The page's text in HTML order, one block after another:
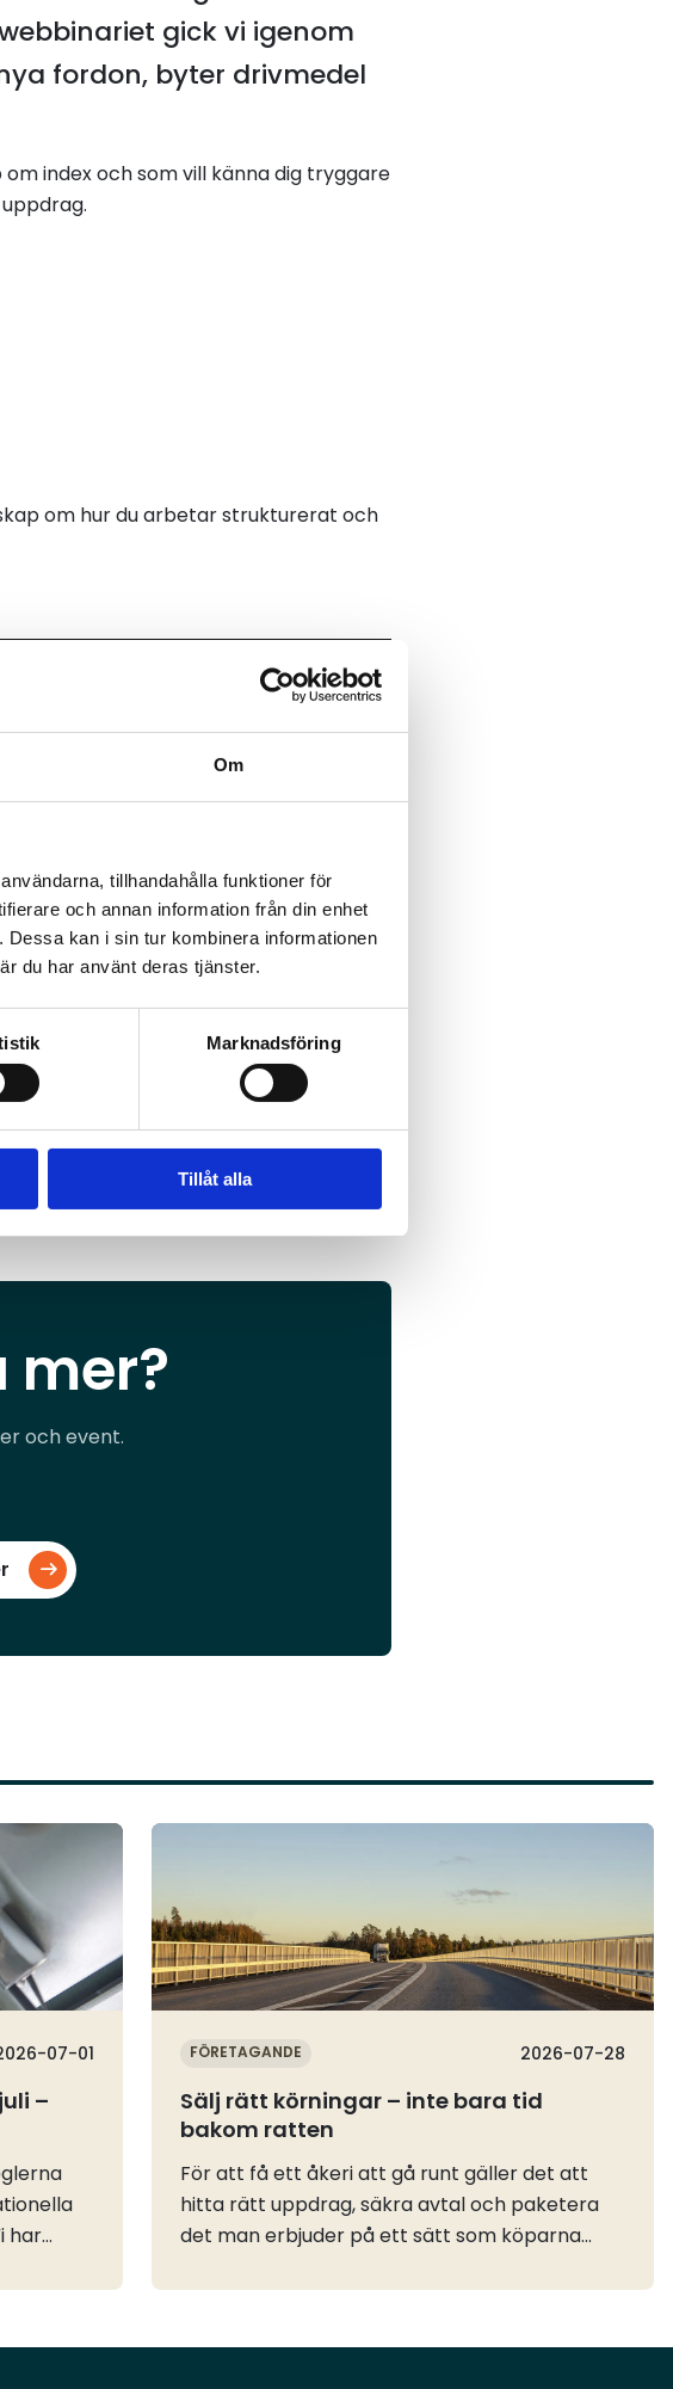
Om
tillhandahålla funktioner för
och annan information från din enhet
kan i sin tur kombinera informationen
du har använt deras tjänster.
Marknadsföring
Tillåt alla
gick vi igenom
fordon, byter drivmedel
index och som vill känna dig tryggare
om hur du arbetar strukturerat och
mer?
och event.
07-01
–
har
FÖRETAGANDE 2026-07-28
Sälj rätt körningar – inte bara tid
bakom ratten
För att få ett åkeri att gå runt gäller det att
hitta rätt uppdrag, säkra avtal och paketera
det man erbjuder på ett sätt som köparna
med sig av sina bästa tips.Ha kunder klara när
Läs mer